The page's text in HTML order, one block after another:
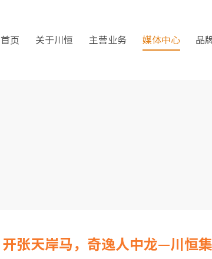
首页 关于川恒 主营业务 媒体中心 品
开张天岸马，奇逸人中龙—川恒